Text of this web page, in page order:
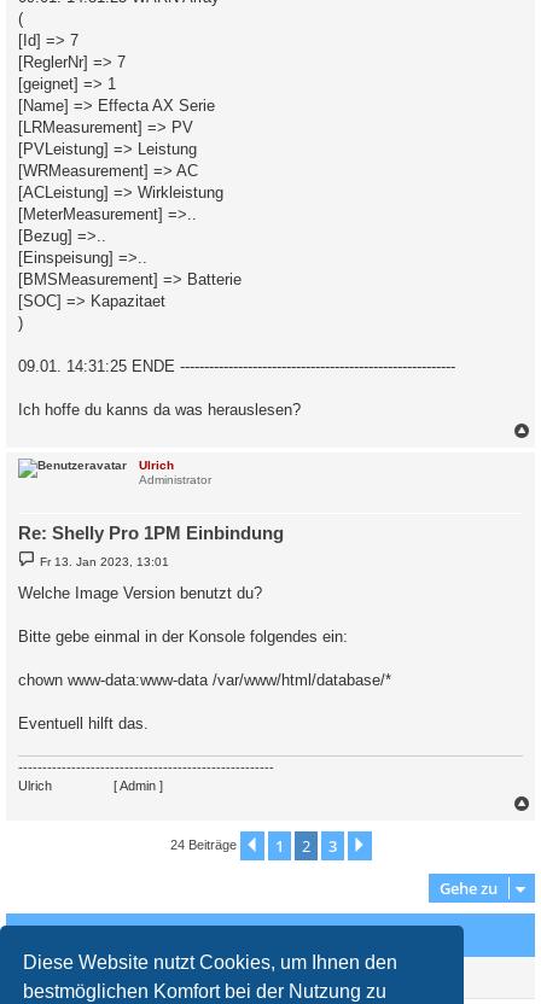
Diese Website nutzt Cookies, um Ihnen den
bestmöglichen Komfort bei der Nutzung zu
(
[Id] => 7
[ReglerNr] => 7
[geignet] => 1
[Name] => Effecta AX Serie
[LRMeasurement] => PV
[PVLeistung] => Leistung
[WRMeasurement] => AC
[ACLeistung] => Wirkleistung
[MeterMeasurement] =>..
[Bezug] =>..
[Einspeisung] =>..
[BMSMeasurement] => Batterie
[SOC] => Kapazitaet
)
09.01. 14:31:25 ENDE ---------------------------------------------------------
Ich hoffe du kanns da was herauslesen?
Ulrich
Administrator
Re: Shelly Pro 1PM Einbindung
B
e
t
g
Fr 13. Jan 2023, 13:01
Welche Image Version benutzt du?
Bitte gebe einmal in der Konsole folgendes ein:
chown www-data:www-data /var/www/html/database/*
Eventuell hilft das.
-----------------------------------------------------
Ulrich
[ Admin ]
o
e
24 Beiträge Vorherige
1 2 3
Gehe zu